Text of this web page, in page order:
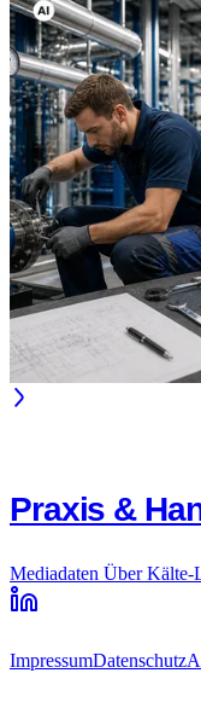
Praxis &
Mediadaten Über Kälte-
ImpressumDatenschutz